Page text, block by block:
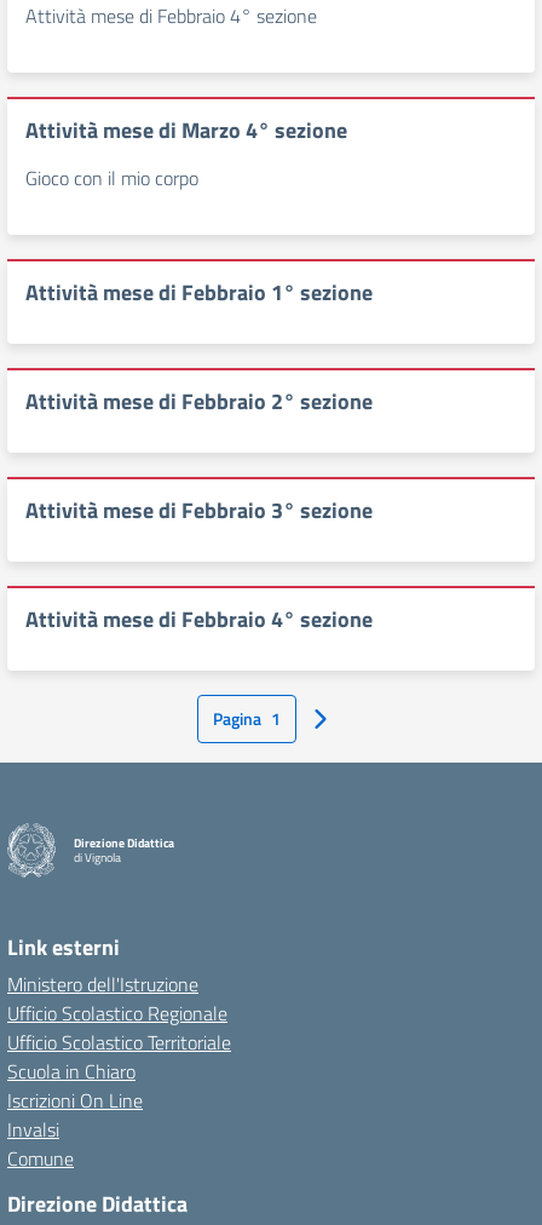
Attività mese di Febbraio 4° sezione
Attività mese di Marzo 4° sezione
Gioco con il mio corpo
Attività mese di Febbraio 1° sezione
Attività mese di Febbraio 2° sezione
Attività mese di Febbraio 3° sezione
Attività mese di Febbraio 4° sezione
Pagina 1 Pagina Successiva
Direzione Didattica
di Vignola
Link esterni
Ministero dell'Istruzione
Ufficio Scolastico Regionale
Ufficio Scolastico Territoriale
Scuola in Chiaro
Iscrizioni On Line
Invalsi
Comune
Direzione Didattica